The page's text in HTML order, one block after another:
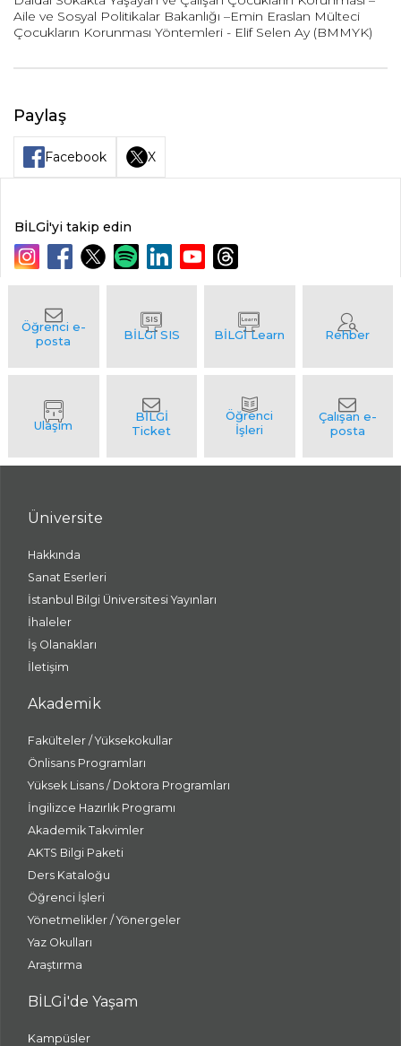
Aile ve Sosyal Politikalar Bakanlığı –Emin Eraslan Mülteci
Çocukların Korunması Yöntemleri - Elif Selen Ay (BMMYK)
Paylaş
Facebook X
BİLGİ'yi takip edin
Üniversite
Hakkında
Sanat Eserleri
İstanbul Bilgi Üniversitesi Yayınları
İhaleler
İş Olanakları
İletişim
Akademik
Fakülteler / Yüksekokullar
Önlisans Programları
Yüksek Lisans / Doktora Programları
İngilizce Hazırlık Programı
Akademik Takvimler
AKTS Bilgi Paketi
Ders Kataloğu
Öğrenci İşleri
Yönetmelikler / Yönergeler
Yaz Okulları
Araştırma
BİLGİ'de Yaşam
Kampüsler